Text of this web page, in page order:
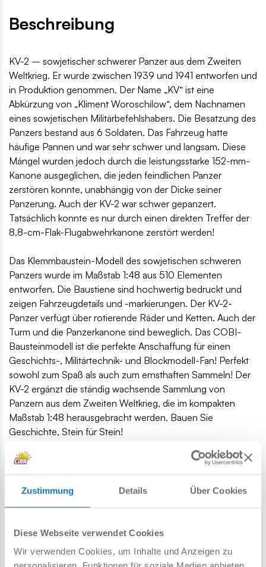
Zustimmung Details Über Cookies
Diese Webseite verwendet Cookies
Wir verwenden Cookies, um Inhalte und Anzeigen zu
Beschreibung
KV-2 – sowjetischer schwerer Panzer aus dem Zweiten
Weltkrieg. Er wurde zwischen 1939 und 1941 entworfen und
in Produktion genommen. Der Name „KV“ ist eine
Abkürzung von „Kliment Woroschilow“, dem Nachnamen
eines sowjetischen Militärbefehlshabers. Die Besatzung des
Panzers bestand aus 6 Soldaten. Das Fahrzeug hatte
häufige Pannen und war sehr schwer und langsam. Diese
Mängel wurden jedoch durch die leistungsstarke 152-mm-
Kanone ausgeglichen, die jeden feindlichen Panzer
zerstören konnte, unabhängig von der Dicke seiner
Panzerung. Auch der KV-2 war schwer gepanzert.
Tatsächlich konnte es nur durch einen direkten Treffer der
8,8-cm-Flak-Flugabwehrkanone zerstört werden!
Das Klemmbaustein-Modell des sowjetischen schweren
Panzers wurde im Maßstab 1:48 aus 510 Elementen
entworfen. Die Baustiene sind hochwertig bedruckt und
zeigen Fahrzeugdetails und -markierungen. Der KV-2-
Panzer verfügt über rotierende Räder und Ketten. Auch der
Turm und die Panzerkanone sind beweglich. Das COBI-
Bausteinmodell ist die perfekte Anschaffung für einen
Geschichts-, Militärtechnik- und Blockmodell-Fan! Perfekt
sowohl zum Spaß als auch zum ernsthaften Sammeln! Der
KV-2 ergänzt die ständig wachsende Sammlung von
Panzern aus dem Zweiten Weltkrieg, die im kompakten
Maßstab 1:48 herausgebracht werden. Bauen Sie
Geschichte, Stein für Stein!
510 hochwertige Elemente,
hergestellt in der EU von einem Unternehmen mit über
die Blöcke entsprechen den Sicherheitsstandards für
Kinderprodukte,
verblassen nicht beim Spielen oder unter